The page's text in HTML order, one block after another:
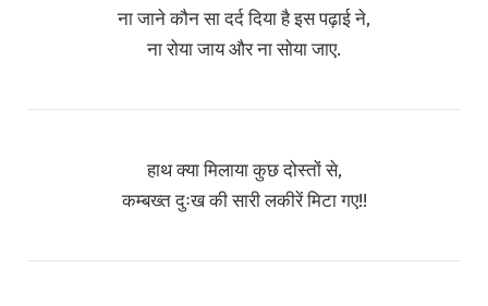
ना जाने कौन सा दर्द दिया है इस पढ़ाई ने,
ना रोया जाय और ना सोया जाए.
हाथ क्या मिलाया कुछ दोस्तों से,
कम्बख्त दुःख की सारी लकीरें मिटा गए!!